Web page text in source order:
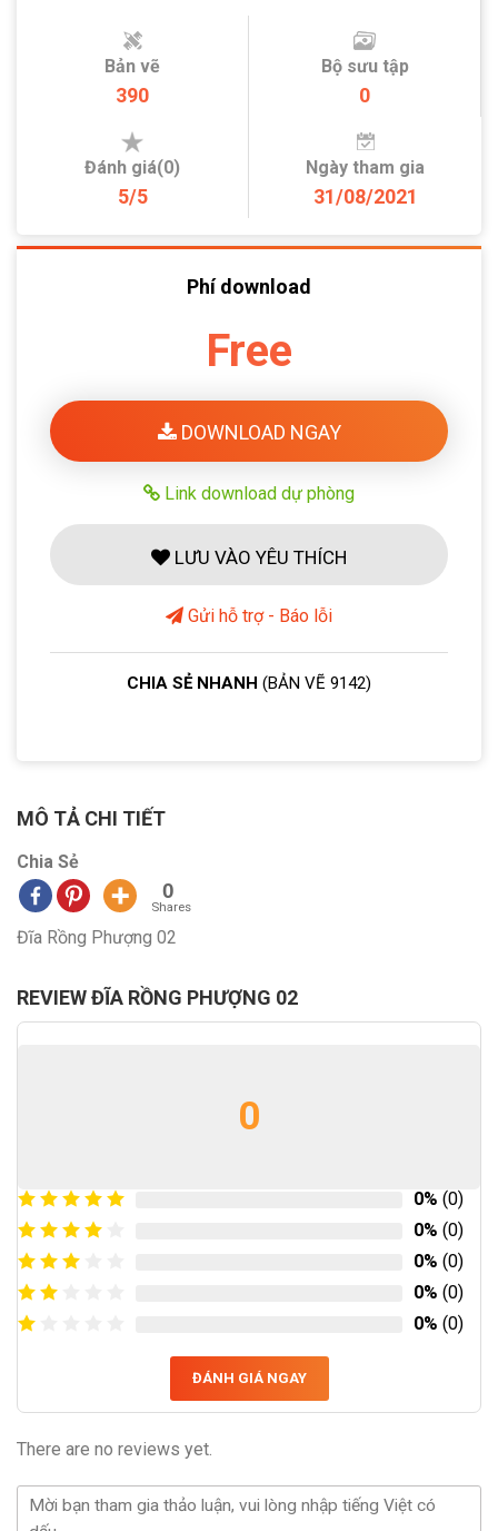
Bản vẽ
390
Bộ sưu tập
0
Đánh giá(0)
5/5
Ngày tham gia
31/08/2021
Phí download
Free
DOWNLOAD NGAY
Link download dự phòng
LƯU VÀO YÊU THÍCH
Gửi hỗ trợ - Báo lỗi
CHIA SẺ NHANH (BẢN VẼ 9142)
MÔ TẢ CHI TIẾT
Chia Sẻ
0
Shares
Đĩa Rồng Phượng 02
REVIEW ĐĨA RỒNG PHƯỢNG 02
0
0% (0)
0% (0)
0% (0)
0% (0)
0% (0)
ĐÁNH GIÁ NGAY
There are no reviews yet.